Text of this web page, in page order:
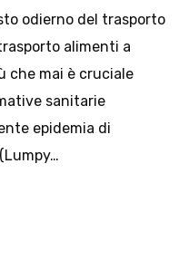
odierno del trasporto
alimenti a
che mai è cruciale
sanitarie
epidemia di